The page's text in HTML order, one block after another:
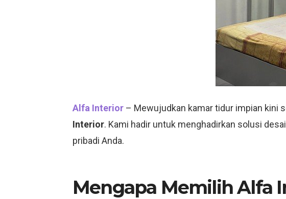
Alfa Interior – Mewujudkan kamar tidur impian kini
Interior. Kami hadir untuk menghadirkan solusi
pribadi Anda.
Mengapa Memilih Alfa